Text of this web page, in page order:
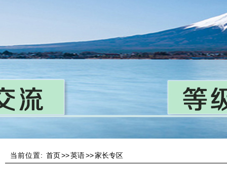
当前位置: 首页>>英语>>家长专区